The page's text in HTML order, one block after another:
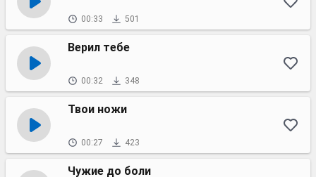
00:33 501
Верил тебе
00:32 348
Твои ножи
00:27 423
Чужие до боли